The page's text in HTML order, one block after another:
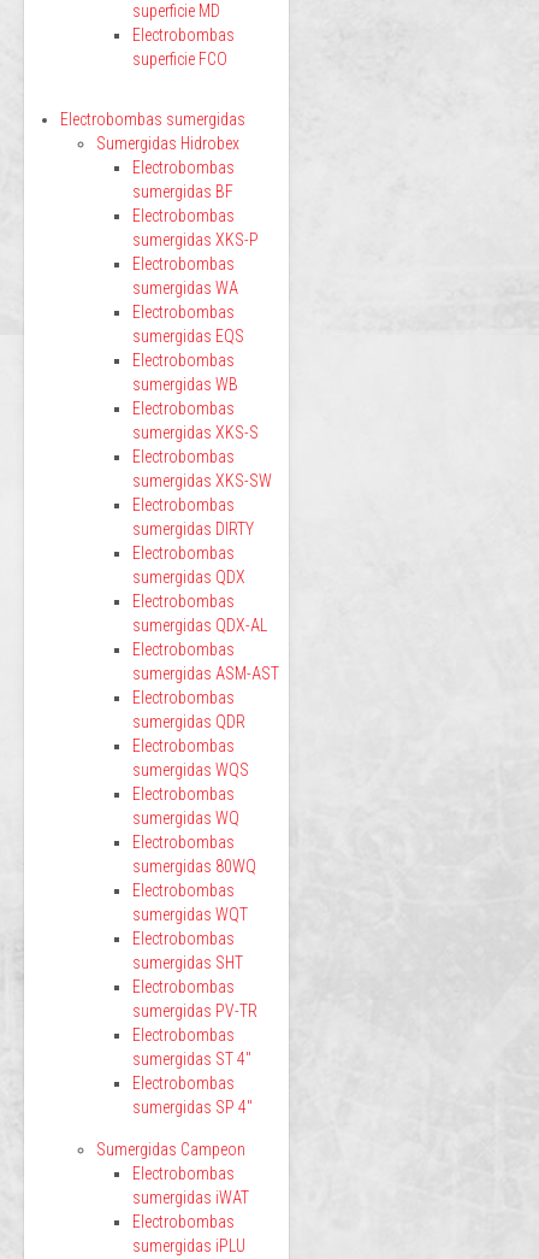
superficie MD
Electrobombas
superficie FCO
Electrobombas sumergidas
Sumergidas Hidrobex
Electrobombas
sumergidas BF
Electrobombas
sumergidas XKS-P
Electrobombas
sumergidas WA
Electrobombas
sumergidas EQS
Electrobombas
sumergidas WB
Electrobombas
sumergidas XKS-S
Electrobombas
sumergidas XKS-SW
Electrobombas
sumergidas DIRTY
Electrobombas
sumergidas QDX
Electrobombas
sumergidas QDX-AL
Electrobombas
sumergidas ASM-AST
Electrobombas
sumergidas QDR
Electrobombas
sumergidas WQS
Electrobombas
sumergidas WQ
Electrobombas
sumergidas 80WQ
Electrobombas
sumergidas WQT
Electrobombas
sumergidas SHT
Electrobombas
sumergidas PV-TR
Electrobombas
sumergidas ST 4"
Electrobombas
sumergidas SP 4"
Sumergidas Campeon
Electrobombas
sumergidas iWAT
Electrobombas
sumergidas iPLU